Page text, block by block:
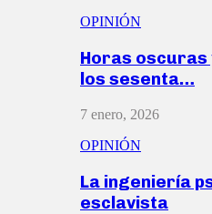
OPINIÓN
Horas oscuras
los sesenta…
7 enero, 2026
OPINIÓN
La ingeniería
esclavista